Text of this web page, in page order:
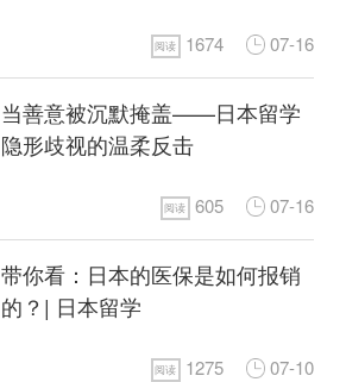
阅读 1674 07-16
当善意被沉默掩盖——日本留学
隐形歧视的温柔反击
阅读 605 07-16
带你看：日本的医保是如何报销
的？| 日本留学
阅读 1275 07-10